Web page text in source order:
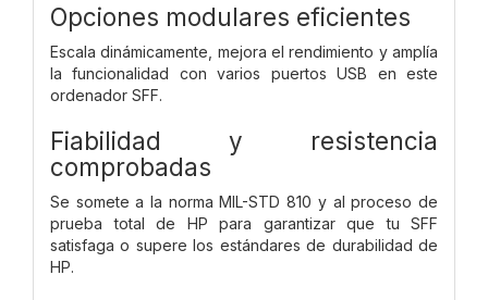
Opciones modulares eficientes
Escala dinámicamente, mejora el rendimiento y amplía
la funcionalidad con varios puertos USB en este
ordenador SFF.
Fiabilidad y resistencia
comprobadas
Se somete a la norma MIL-STD 810 y al proceso de
prueba total de HP para garantizar que tu SFF
satisfaga o supere los estándares de durabilidad de
HP.